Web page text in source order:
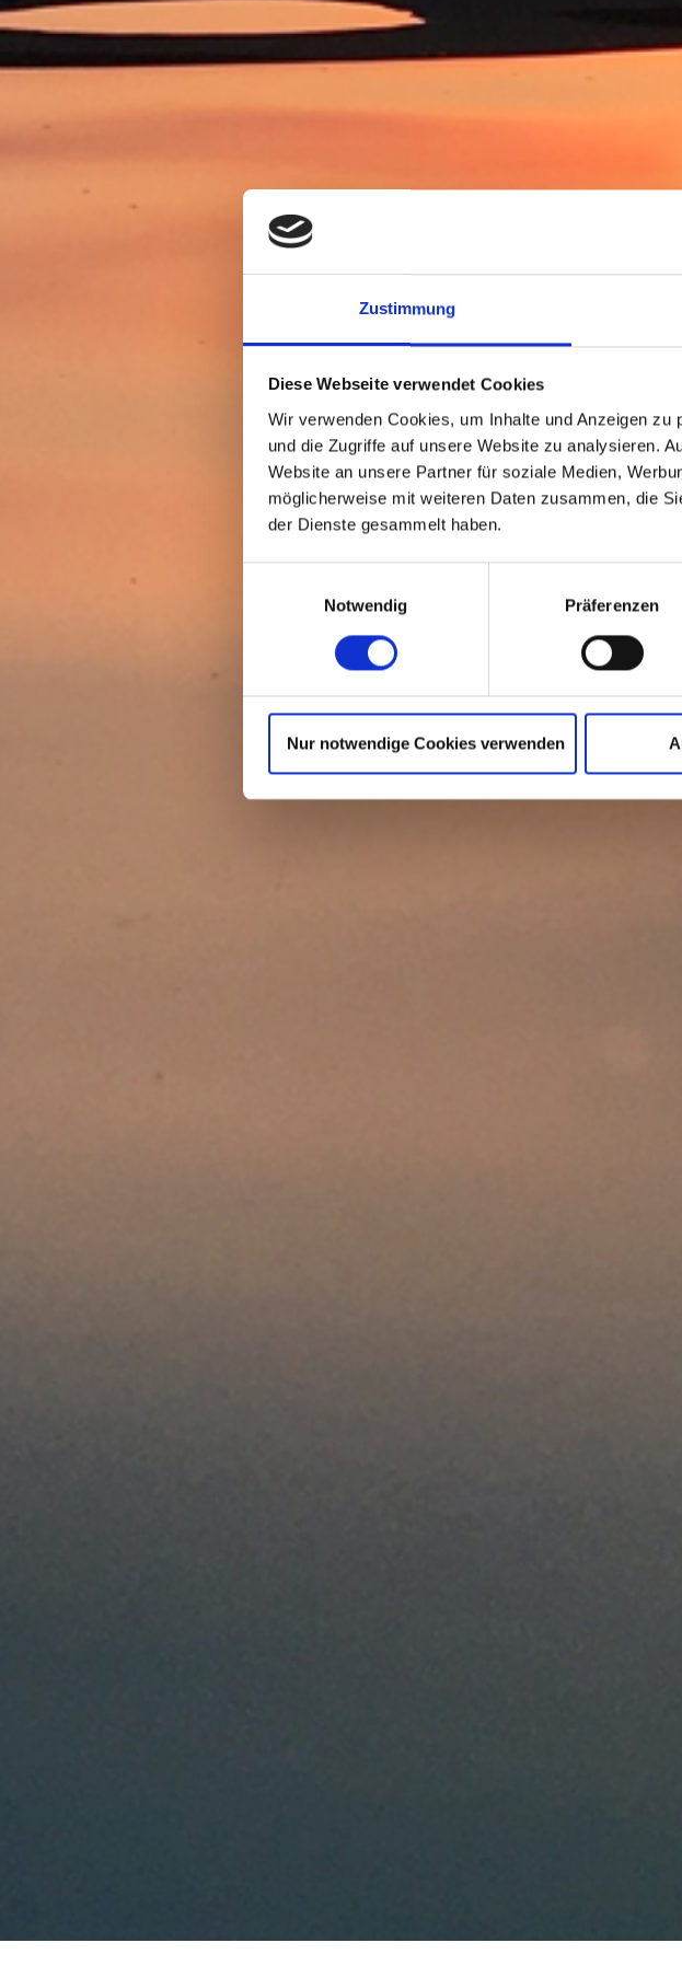
Zustimmung
Diese Webseite verwendet Cookies
Wir verwenden Cookies, um Inhalte und Anzeigen
und die Zugriffe auf unsere Website zu analysieren.
Website an unsere Partner für soziale Medien,
möglicherweise mit weiteren Daten zusammen, die
der Dienste gesammelt haben.
Notwendig
Präferenzen
Nur notwendige Cookies verwenden